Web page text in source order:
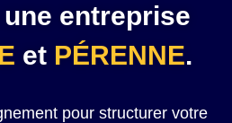
entreprise
et PÉRENNE.
pour structurer votre